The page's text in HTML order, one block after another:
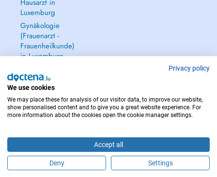
Buchen Sie einen Termin
Hausarzt in
Luxemburg
Gynäkologie
(Frauenarzt -
Frauenheilkunde)
in Luxemburg
IM NOTFALL WENDEN SIE SICH AN : 112
Privacy policy
We use cookies
We may place these for analysis of our visitor data, to improve our website,
show personalised content and to give you a great website experience. For
more information about the cookies open the cookie manager settings.
Accept all
Deny Settings